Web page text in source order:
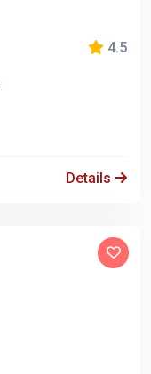
4.5
Details